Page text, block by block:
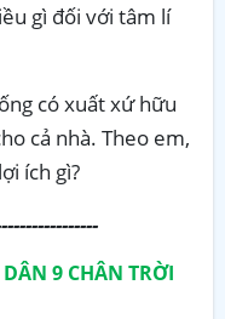
gì đối với tâm lí
có xuất xứ hữu
cả nhà. Theo em,
ích gì?
9 CHÂN TRỜI